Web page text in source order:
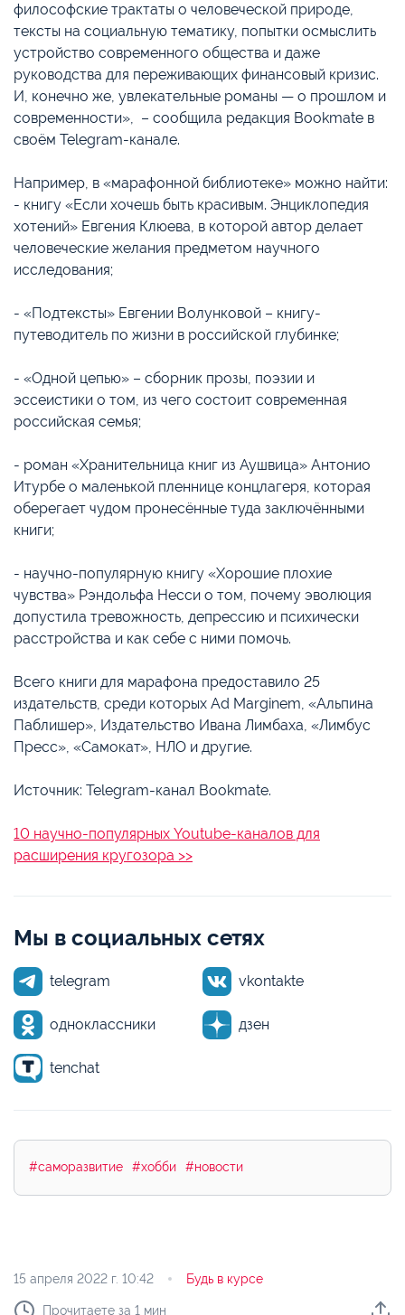
философские трактаты о человеческой природе,
тексты на социальную тематику, попытки осмыслить
устройство современного общества и даже
руководства для переживающих финансовый кризис.
И, конечно же, увлекательные романы — о прошлом и
современности», – сообщила редакция Bookmate в
своём Telegram-канале.
Например, в «марафонной библиотеке» можно найти:
- книгу «Если хочешь быть красивым. Энциклопедия
хотений» Евгения Клюева, в которой автор делает
человеческие желания предметом научного
исследования;
- «Подтексты» Евгении Волунковой – книгу-
путеводитель по жизни в российской глубинке;
- «Одной цепью» – сборник прозы, поэзии и
эссеистики о том, из чего состоит современная
российская семья;
- роман «Хранительница книг из Аушвица» Антонио
Итурбе о маленькой пленнице концлагеря, которая
оберегает чудом пронесённые туда заключёнными
книги;
- научно-популярную книгу «Хорошие плохие
чувства» Рэндольфа Несси о том, почему эволюция
допустила тревожность, депрессию и психически
расстройства и как себе с ними помочь.
Всего книги для марафона предоставило 25
издательств, среди которых Ad Marginem, «Альпина
Паблишер», Издательство Ивана Лимбаха, «Лимбус
Пресс», «Самокат», НЛО и другие.
Источник: Telegram-канал Bookmate.
10 научно-популярных Youtube-каналов для
расширения кругозора >>
Мы в социальных сетях
telegram vkontakte
одноклассники дзен
tenchat
#саморазвитие #хобби #новости
15 апреля 2022 г. 10:42 Будь в курсе
Прочитаете за 1 мин